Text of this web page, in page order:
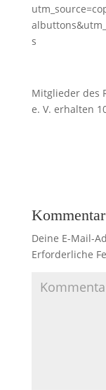
s
Mitglieder des
e. V. erhalten
Deine E-Mail-
Erforderliche